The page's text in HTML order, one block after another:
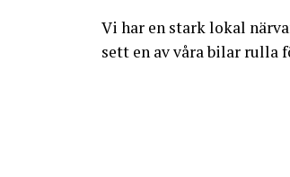
Vi har en stark lokal
sett en av våra bilar rulla